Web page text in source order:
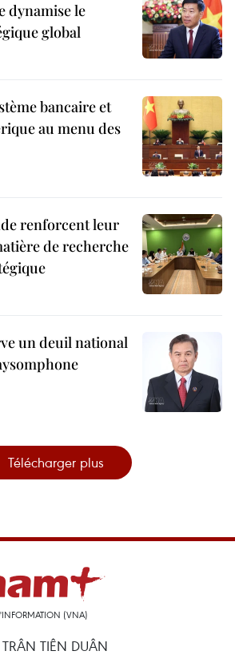
dynamise le
global
bancaire et
au menu des
renforcent leur
de recherche
un deuil national
Télécharger plus
(VNA)
TIÊN DUÂN